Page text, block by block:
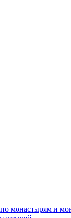
монастырям и